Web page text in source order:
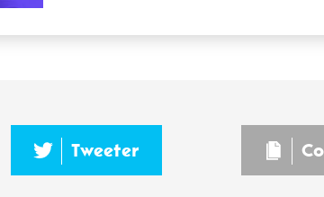
Tweeter